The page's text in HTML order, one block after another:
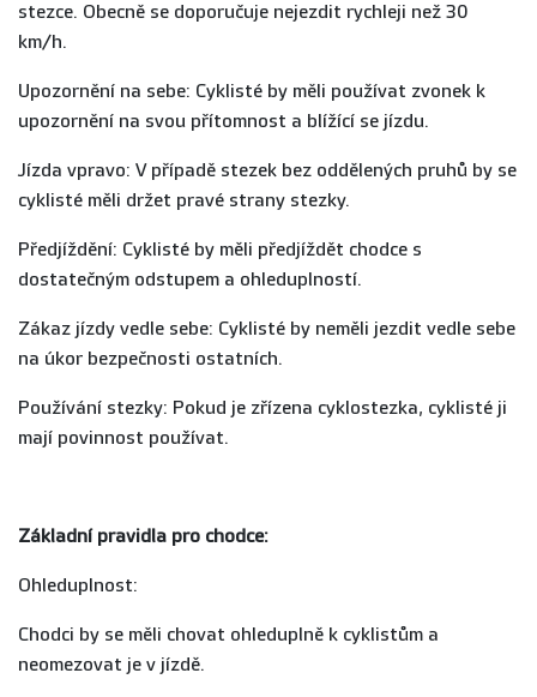
stezce. Obecně se doporučuje nejezdit rychleji než 30
km/h.
Upozornění na sebe: Cyklisté by měli používat zvonek k
upozornění na svou přítomnost a blížící se jízdu.
Jízda vpravo: V případě stezek bez oddělených pruhů by se
cyklisté měli držet pravé strany stezky.
Předjíždění: Cyklisté by měli předjíždět chodce s
dostatečným odstupem a ohleduplností.
Zákaz jízdy vedle sebe: Cyklisté by neměli jezdit vedle sebe
na úkor bezpečnosti ostatních.
Používání stezky: Pokud je zřízena cyklostezka, cyklisté ji
mají povinnost používat.
Základní pravidla pro chodce:
Ohleduplnost:
Chodci by se měli chovat ohleduplně k cyklistům a
neomezovat je v jízdě.